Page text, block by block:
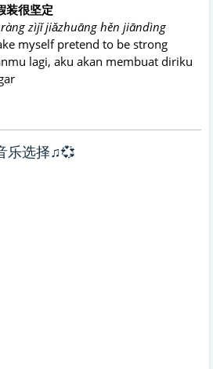
装很坚定
zìjǐ jiǎzhuāng hěn jiāndìng
myself pretend to be strong
lagi, aku akan membuat diriku
乐选择♫💞